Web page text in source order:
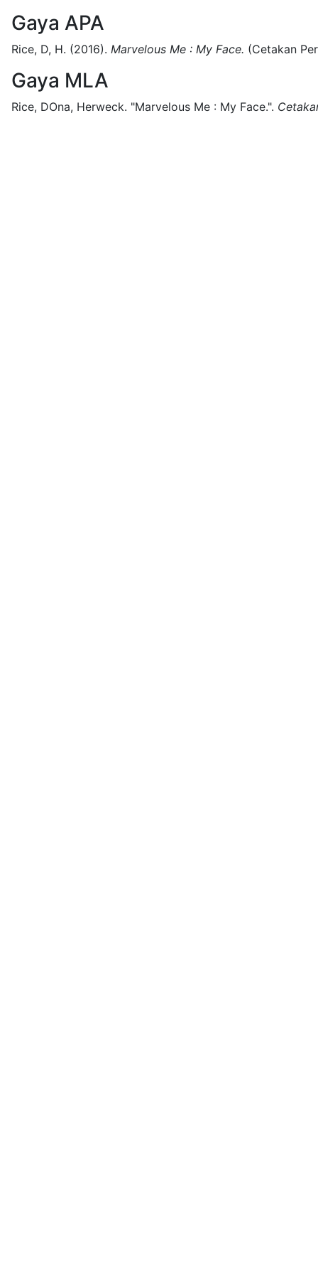
Gaya APA
Rice, D, H. (2016). Marvelous Me : My Face. (Cetakan
Gaya MLA
Rice, DOna, Herweck. "Marvelous Me : My Face.".